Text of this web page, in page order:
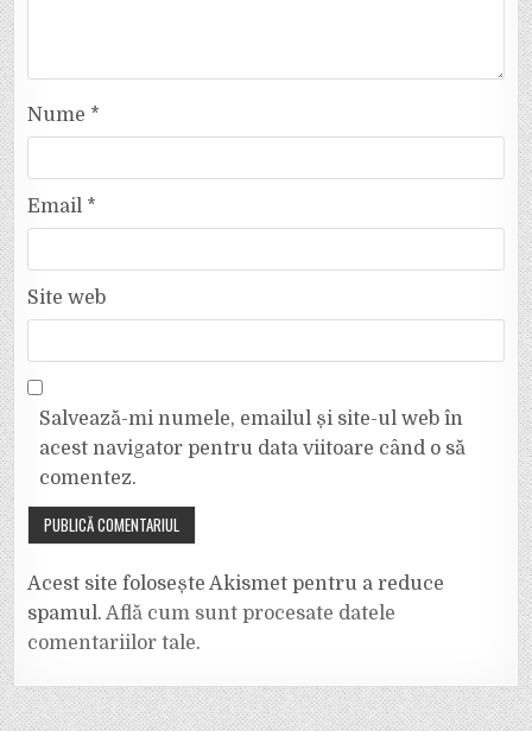
Nume *
Email *
Site web
Salvează-mi numele, emailul și site-ul web în
acest navigator pentru data viitoare când o să
comentez.
Acest site folosește Akismet pentru a reduce
spamul.Află cum sunt procesate datele
comentariilor tale.